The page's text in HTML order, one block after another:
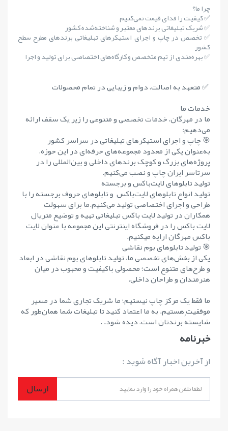
چرا ما؟
✅ کیفیت را فدای قیمت نمی‌کنیم
✅ شریک تبلیغاتی برندهای معتبر و شناخته‌شده کشور
✅ تخصص در چاپ و اجرای استیکرهای تبلیغاتی برندهای مطرح سطح
کشور
✅ بهره‌مندی از تیم متخصص و کارگاه‌های اختصاصی برای تولید و اجرا
✅ متعهد به اصالت، دوام و زیبایی در تمام محصولات
خدمات ما
ما در مهرگان، خدمات تخصصی و متنوعی را زیر یک سقف ارائه
می‌دهیم:
🎯 چاپ و اجرای استیکرهای تبلیغاتی در سراسر کشور
به‌عنوان یکی از معدود مجموعه‌های حرفه‌ای در این حوزه،
پروژه‌های بزرگ و کوچک برندهای داخلی و بین‌المللی را در
سرتاسر ایران چاپ و نصب می‌کنیم.
تولید تابلوهای لایت‌باکس و برجسته
تولید انواع تابلوهای لایت‌باکس و تابلوهای حروف برجسته را با
طراحی و اجرای اختصاصی تولید می‌کنیم.ما برای سهولت
همکاران در تولید لایت باکس تبلیغاتی تهیه و توضیع متریال
لایت باکس را در فروشگاه اینترنتی این مجموعه با عنوان لایت
باکس مهرگان ارایه میکنیم.
🎯 تولید تابلوهای بوم نقاشی
یکی از بخش‌های تخصصی ما، تولید تابلوهای بوم نقاشی در ابعاد
و طرح‌های متنوع است؛ محصولی باکیفیت و محبوب در میان
هنرمندان و طراحان داخلی.
ما فقط یک مرکز چاپ نیستیم؛ ما شریک تجاری شما در مسیر
موفقیت هستیم. به ما اعتماد کنید تا تبلیغات شما همان‌طور که
شایستهٔ برندتان است، دیده شود. .
خبرنامه
از آخرین اخبار آگاه شوید :
ارسال